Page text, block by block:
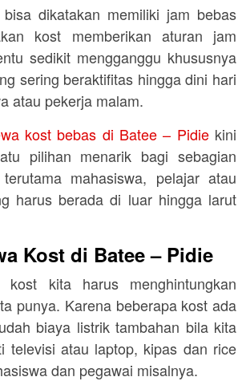
dikatakan memiliki jam bebas
kost memberikan aturan jam
sedikit mengganggu khususnya
sering beraktifitas hingga dini hari
atau pekerja malam.
kost bebas di Batee – Pidiekini
pilihan menarik bagi sebagian
mahasiswa, pelajar atau
harus berada di luar hingga larut
Kost di Batee – Pidie
kost kita harus menghintungkan
punya. Karena beberapa kost ada
biaya listrik tambahan bila kita
televisi atau laptop, kipas dan rice
dan pegawai misalnya.